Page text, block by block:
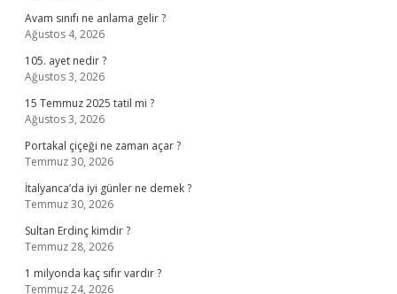
Avam sınıfı ne anlama gelir ?
Ağustos 4, 2026
105. ayet nedir ?
Ağustos 3, 2026
15 Temmuz 2025 tatil mi ?
Ağustos 3, 2026
Portakal çiçeği ne zaman açar ?
Temmuz 30, 2026
İtalyanca’da iyi günler ne demek ?
Temmuz 30, 2026
Sultan Erdinç kimdir ?
Temmuz 28, 2026
1 milyonda kaç sıfır vardır ?
Temmuz 24, 2026